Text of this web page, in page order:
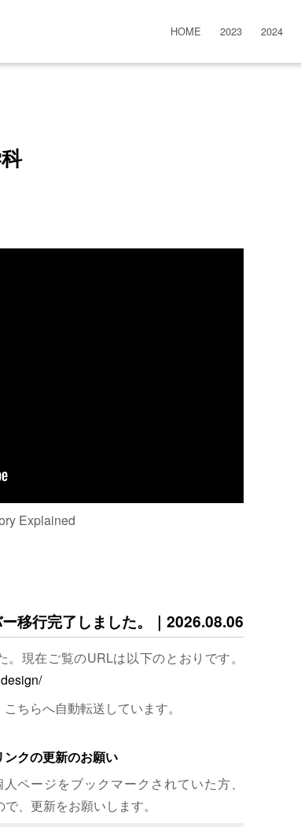
HOME 2023 2024
Explained
移行完了しました。｜2026.08.06
現在ご覧のURLは以下のとおりです。
ちらへ自動転送しています。
クの更新のお願い
ページをブックマークされていた方、
、更新をお願いします。